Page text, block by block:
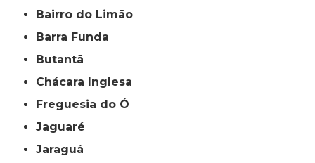
Bairro do Limão
Barra Funda
Butantã
Chácara Inglesa
Freguesia do Ó
Jaguaré
Jaraguá